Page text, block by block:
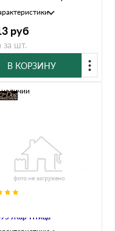
руб
за шт.
В КОРЗИНУ
Жар-Птица